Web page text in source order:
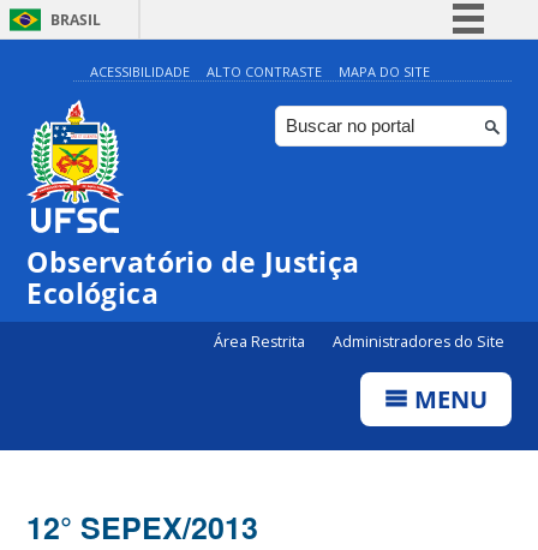
BRASIL
Simplifique!
Comunica BR
Participe
Canais
ACESSIBILIDADE ALTO CONTRASTE MAPA DO SITE
Observatório de Justiça
Ecológica
Área Restrita Administradores do Site
MENU
12° SEPEX/2013